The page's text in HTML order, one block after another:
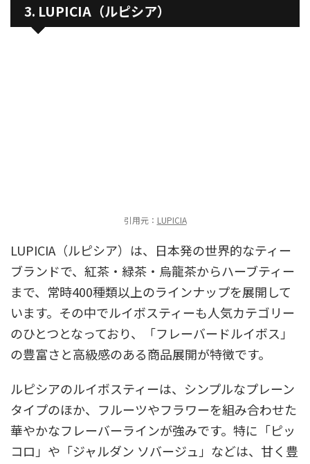
3. LUPICIA（ルピシア）
引用元： LUPICIA
LUPICIA（ルピシア）は、日本発の世界的なティー
ブランドで、紅茶・緑茶・烏龍茶からハーブティー
まで、常時400種類以上のラインナップを展開して
います。その中でルイボスティーも人気カテゴリー
のひとつとなっており、「フレーバードルイボス」
の豊富さと高級感のある商品展開が特徴です。
ルピシアのルイボスティーは、シンプルなプレーン
タイプのほか、フルーツやフラワーを組み合わせた
華やかなフレーバーラインが強みです。特に「ピッ
コロ」や「ジャルダン ソバージュ」などは、甘く豊